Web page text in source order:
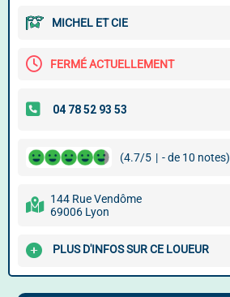
MICHEL ET CIE
FERMÉ ACTUELLEMENT
(4.7/5 | - de 10 notes)
144 Rue Vendôme
69006 Lyon
PLUS D'INFOS SUR CE LOUEUR